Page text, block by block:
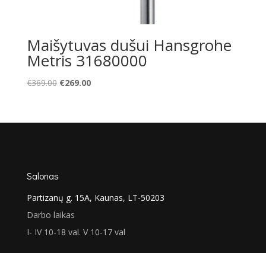
Maišytuvas dušui Hansgrohe
Metris 31680000
€369.00 Original
€369.00.
€269.00Current
€269.00.
Salonas
Partizanų g. 15A, Kaunas, LT-50203
Darbo laikas
I- IV 10-18 val. V 10-17 val